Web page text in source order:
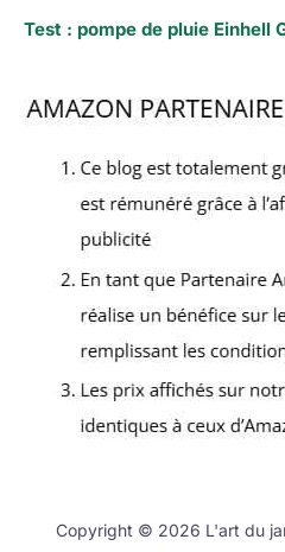
Test : pompe de pluie Einhell
Copyright © 2026 L'art du